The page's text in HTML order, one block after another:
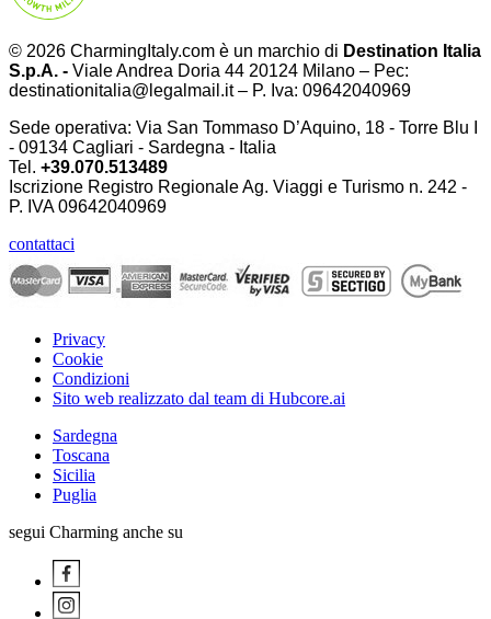
© 2026 CharmingItaly.com è un marchio di Destination Italia
S.p.A. - Viale Andrea Doria 44 20124 Milano – Pec:
destinationitalia@legalmail.it – P. Iva: 09642040969
Sede operativa: Via San Tommaso D’Aquino, 18 - Torre Blu I
- 09134 Cagliari - Sardegna - Italia
Tel. +39.070.513489
Iscrizione Registro Regionale Ag. Viaggi e Turismo n. 242 -
P. IVA09642040969
contattaci
Privacy
Cookie
Condizioni
Sito web realizzato dal team di Hubcore.ai
Sardegna
Toscana
Sicilia
Puglia
segui Charming anche su